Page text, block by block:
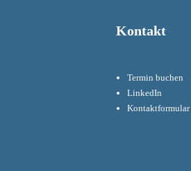
Kontakt
Termin buchen
LinkedIn
Kontaktformular